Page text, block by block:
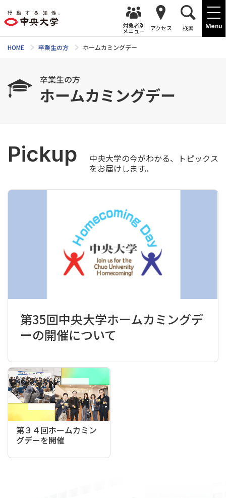
Menu
対象者別
メニュー アクセス 検索
HOME 卒業生の方 ホームカミングデー
卒業生の方
ホームカミングデー
Pickup
中央大学の今がわかる、トピックス
をお届けします。
第35回中央大学ホームカミングデ
ーの開催について
第３４回ホームカミン
グデーを開催